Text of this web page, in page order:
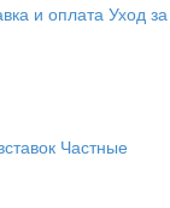
и оплата Уход за
Частные